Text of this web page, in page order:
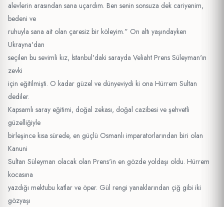
alevlerin arasından sana uçardım. Ben senin sonsuza dek cariyenim,
bedeni ve
ruhuyla sana ait olan çaresiz bir köleyim.” On altı yaşındayken
Ukrayna'dan
seçilen bu sevimli kız, İstanbul'daki sarayda Veliaht Prens Süleyman'ın
zevki
için eğitilmişti. O kadar güzel ve dünyeviydi ki ona Hürrem Sultan
dediler.
Kapsamlı saray eğitimi, doğal zekası, doğal cazibesi ve şehvetli
güzelliğiyle
birleşince kısa sürede, en güçlü Osmanlı imparatorlarından biri olan
Kanuni
Sultan Süleyman olacak olan Prens'in en gözde yoldaşı oldu. Hürrem
kocasına
yazdığı mektubu katlar ve öper. Gül rengi yanaklarından çiğ gibi iki
gözyaşı